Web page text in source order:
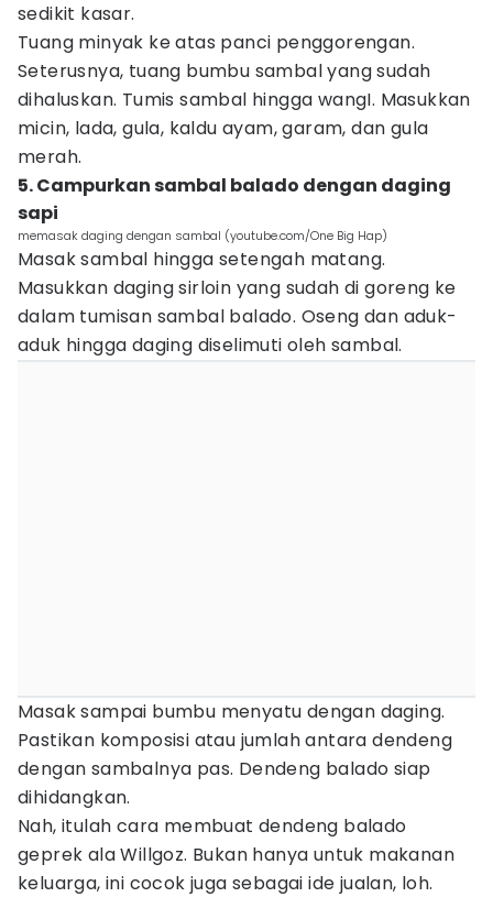
sedikit kasar.
Tuang minyak ke atas panci penggorengan.
Seterusnya, tuang bumbu sambal yang sudah
dihaluskan. Tumis sambal hingga wangI. Masukkan
micin, lada, gula, kaldu ayam, garam, dan gula
merah.
5. Campurkan sambal balado dengan daging
sapi
memasak daging dengan sambal (youtube.com/One Big Hap)
Masak sambal hingga setengah matang.
Masukkan daging sirloin yang sudah di goreng ke
dalam tumisan sambal balado. Oseng dan aduk-
aduk hingga daging diselimuti oleh sambal.
Masak sampai bumbu menyatu dengan daging.
Pastikan komposisi atau jumlah antara dendeng
dengan sambalnya pas. Dendeng balado siap
dihidangkan.
Nah, itulah cara membuat dendeng balado
geprek ala Willgoz. Bukan hanya untuk makanan
keluarga, ini cocok juga sebagai ide jualan, loh.